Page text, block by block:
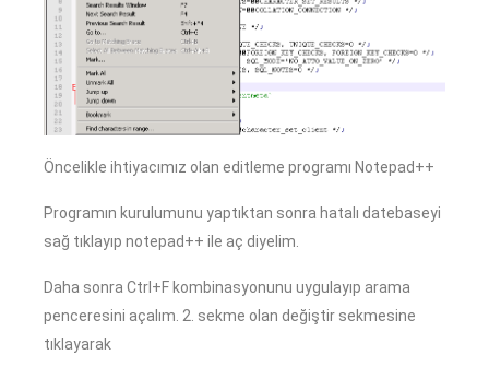
Öncelikle ihtiyacımız olan editleme programı Notepad++
Programın kurulumunu yaptıktan sonra hatalı datebaseyi
sağ tıklayıp notepad++ ile aç diyelim.
Daha sonra Ctrl+F kombinasyonunu uygulayıp arama
penceresini açalım. 2. sekme olan değiştir sekmesine
tıklayarak